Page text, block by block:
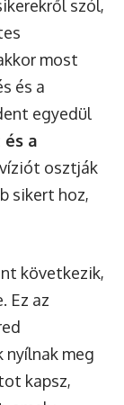
szól,
most
és a
egyedül
a
osztják
sikert hoz,
következik,
Ez az
meg
kapsz,